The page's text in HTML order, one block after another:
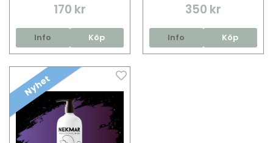
170 kr
Info Köp
350 kr
Info Köp
Nyhet